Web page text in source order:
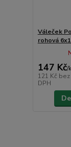
Váleček
rohová
147 Kč/
121 Kč bez
DPH